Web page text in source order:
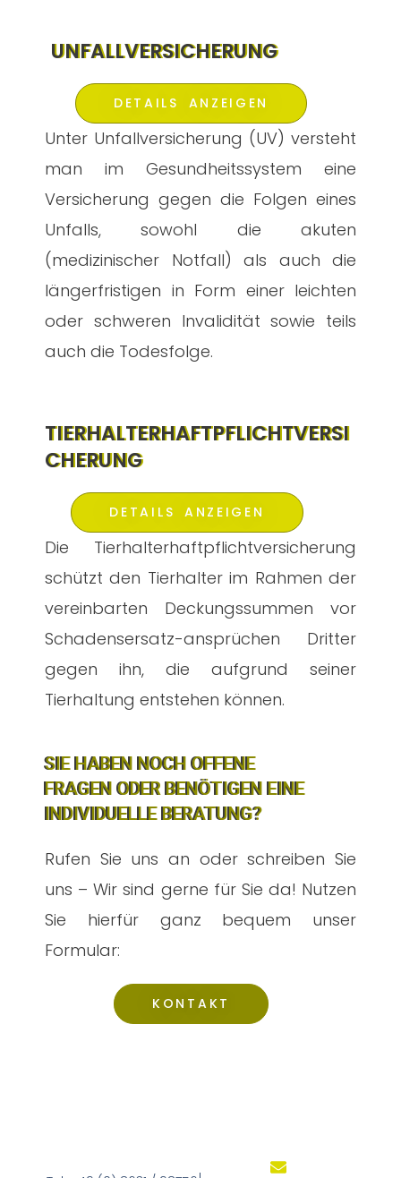
UNFALLVERSICHERUNG
DETAILS ANZEIGEN
Unter Unfallversicherung (UV) versteht
man im Gesundheitssystem eine
Versicherung gegen die Folgen eines
Unfalls, sowohl die akuten
(medizinischer Notfall) als auch die
längerfristigen in Form einer leichten
oder schweren Invalidität sowie teils
auch die Todesfolge.
TIERHALTERHAFTPFLICHTVERSI
CHERUNG
DETAILS ANZEIGEN
Die Tierhalterhaftpflichtversicherung
schützt den Tierhalter im Rahmen der
vereinbarten Deckungssummen vor
Schadensersatz-ansprüchen Dritter
gegen ihn, die aufgrund seiner
Tierhaltung entstehen können.
SIE HABEN NOCH OFFENE
FRAGEN ODER BENÖTIGEN EINE
INDIVIDUELLE BERATUNG?
Rufen Sie uns an oder schreiben Sie
uns –Wir sind gerne für Sie da! Nutzen
Sie hierfür ganz bequem unser
Formular:
KONTAKT